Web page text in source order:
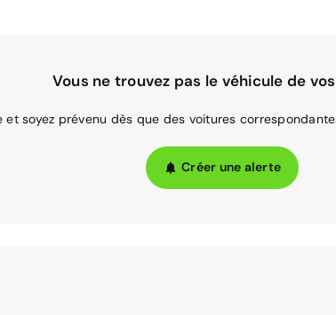
Vous ne trouvez pas le véhicule de
et soyez prévenu dès que des voitures
Créer une alerte